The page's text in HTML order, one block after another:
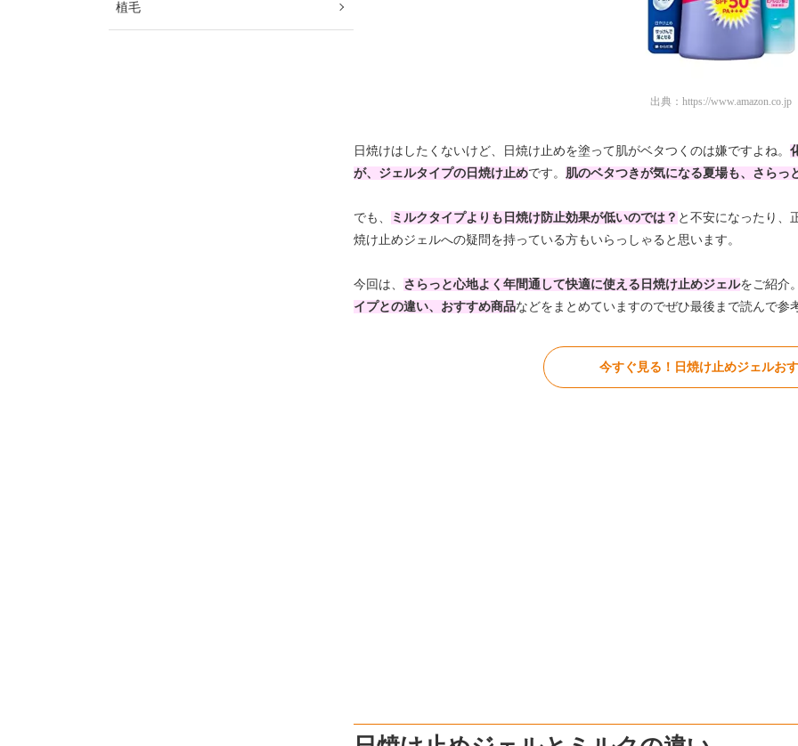
出典： https://www.amazon.co.jp
日焼けはしたくないけど、 日焼け止めを塗って肌がベタつくのは嫌ですよね。
が、 ジェルタイプの日焼け止めです。 肌のベタつきが気になる夏場も、さらっ
でも、 ミルクタイプよりも日焼け防止効果が低いのでは？ と不安になったり、
焼け止めジェルへの疑問を持っている方もいらっしゃると思います。
今回は、 さ らっと心地よく年間通して快適に使える日焼け止めジェルをご紹介
イプとの違い、おすすめ商品などをまとめていますのでぜひ最後まで読んで参
今すぐ見る！日焼け止めジェルお
植毛